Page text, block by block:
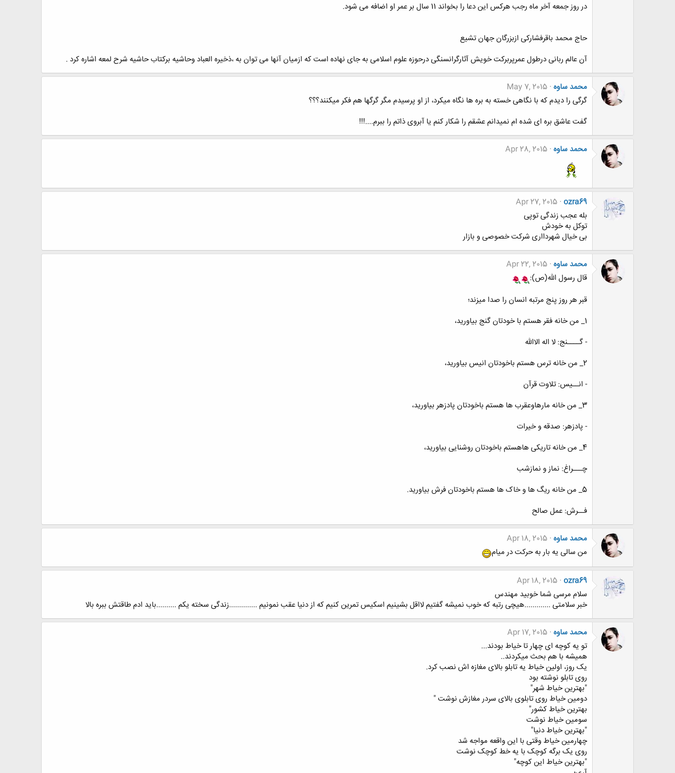
در روز جمعه آخر ماه رجب هرکس این دعا را بخواند 11 سال بر عمر او اضافه می شود.
حاج محمد باقرفشارکی ازبزرگان جهان تشیع
آن عالم ربانی درطول عمرپربرکت خویش آثارگرانسنگی درحوزه علوم اسلامی به جای نهاده است که ازمیان آنها می توان به ،ذخیره العباد وحاشیه برکتاب حاشیه شرح لمعه اشاره کرد .
محمد ساوه May 7, 2015
گرگی را دیدم که با نگاهی خسته به بره ها نگاه میکرد، از او پرسیدم مگر گرگها هم فکر میکنند؟؟؟
گفت عاشق بره ای شده ام نمیدانم عشقم را شکار کنم یا آبروی ذاتم را ببرم....!!!
محمد ساوه Apr 28, 2015
ozra69
Apr 27, 2015
بله عجب زندگی توپی
توکل به خودش
بی خیال شهردااری شرکت خصوصی و بازار
محمد ساوه Apr 22, 2015
قال رسول الله(ص):
قبر هر روز پنج مرتبه انسان را صدا میزند؛
1_ من خانه فقر هستم با خودتان گنج بیاورید،
- گــــنج: لا اله الاالله
2_ من خانه ترس هستم باخودتان انیس بیاورید،
- انــیس: تلاوت قرآن
3_ من خانه مارهاوعقرب ها هستم باخودتان پادزهر بیاورید،
- پادزهر: صدقه و خیرات
4_ من خانه تاریکی هاهستم باخودتان روشنایی بیاورید،
چـــراغ: نماز و نمازشب
5_ من خانه ریگ ها و خاک ها هستم باخودتان فرش بیاورید.
فــرش: عمل صالح
محمد ساوه Apr 18, 2015
من سالی یه بار به حرکت در میام
ozra69
Apr 18, 2015
سلام مرسی شما خوبید مهندس
خبر سلامتی .............هیچی رتبه که خوب نمیشه گفتیم لااقل بشینیم اسکیس تمرین کنیم که از دنیا عقب نمونیم ..............زندگی سخته یکم ..........باید ادم طاقتش ببره بالا
محمد ساوه Apr 17, 2015
تو یه کوچه ای چهار تا خیاط بودند...
همیشه با هم بحث میکردند..
یک روز، اولین خیاط یه تابلو بالای مغازه اش نصب کرد.
روی تابلو نوشته بود
"بهترین خیاط شهر"
دومین خیاط روی تابلوی بالای سردر مغازش نوشت "
بهترین خیاط کشور"
سومین خیاط نوشت
"بهترین خیاط دنیا"
چهارمین خیاط وقتی با این واقعه مواجه شد
روی یک برگه کوچک با یه خط کوچک نوشت
"بهترین خیاط این کوچه"